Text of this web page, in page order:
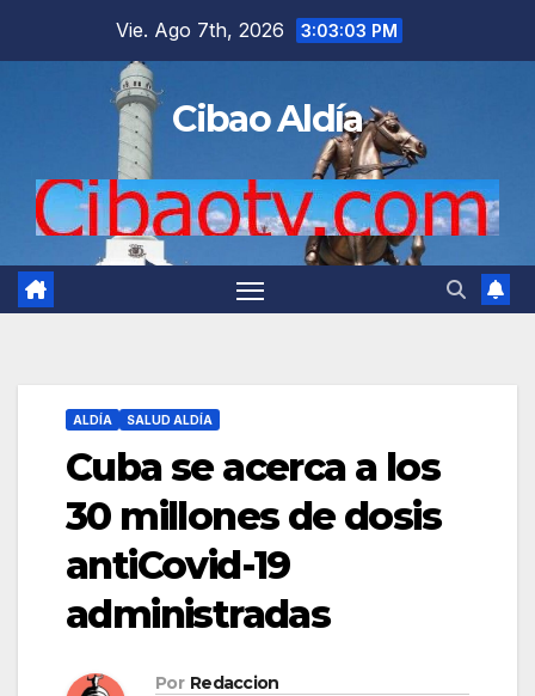
Vie. Ago 7th, 2026 3:03:04 PM
Cibao Aldía
ALDÍA SALUD ALDÍA
Cuba se acerca a los
30 millones de dosis
antiCovid-19
administradas
Por Redaccion